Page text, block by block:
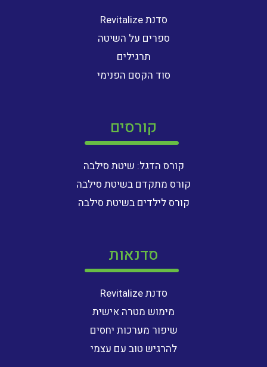
סדנת Revitalize
ספרים על השיטה
תרגילים
סוד הקסם הפנימי
קורסים
קורס הדגל: שיטת סילבה
קורס מתקדם בשיטת סילבה
קורס לילדים בשיטת סילבה
סדנאות
סדנת Revitalize
מימוש מטרה אישית
שיפור מערכות יחסים
להרגיש טוב עם עצמי